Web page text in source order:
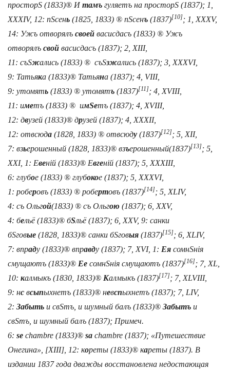
просторЅ (1833)® Итамъ гуляетъ на просторЅ (1837); 1,
XXXIV, 12: пЅсень (1825, 1833) ® пЅсенъ (1837)[10] ; 1, XXXV,
14: Ужъ отворялъ своей васисдасъ (1833) ® Ужъ
отворялъ свой васисдасъ (1837); 2, XIII,
11: съЅжались (1833) ® съЅзжались (1837); 3, XXXVI,
9: Татьяка (1833)® Татьяна (1837); 4, VIII,
9: утомять (1833) ® утомятъ (1837)[11] ; 4, XVIII,
11: иметъ (1833) ® имЅетъ (1837); 4, XVIII,
12: двузей (1833)® друзей (1837); 4, XXXII,
12: отвсюда (1828, 1833) ® отвсюду (1837)[12] ; 5, XII,
7: взьерошенный (1828, 1833)® взъерошенный(1837)[13] ; 5,
XXI, 1: Евенiй (1833)® Евгенiй (1837); 5, XXXIII,
6: глубое (1833) ® глубокое (1837); 5, XXXVI,
1: роберовъ (1833) ® робертовъ (1837)[14] ; 5, XLIV,
4: съ Ольгой(1833) ® съ Ольгою (1837); 6, XXV,
4: бельё(1833)® бЅльё(1837); 6, XXV, 9: санки
бЅговые (1828, 1833)® санки бЅговыя (1837)[15] ; 6, XLIV,
7: впраду (1833)® вправду (1837); 7, XVI, 1: Ея сомнЅнiя
смущаютъ (1833)® Ее сомнЅнiя смущаютъ (1837)[16] ; 7, XL,
10: калмыкъ (1830, 1833)® Калмыкъ (1837)[17] ; 7, XLVIII,
9: нс всыпыхнетъ (1833)® невспыхнетъ (1837); 7, LIV,
2: Забыть и свЅтъ, и шумный балъ (1833)® Забытъ и
свЅтъ, и шумный балъ (1837); Примеч.
6: se chambre (1833)® sa chambre (1837); «Путешествие
Онегина», [XIII], 12: кореты (1833)® кареты (1837). В
издании 1837 года дважды восстановлена недостающая